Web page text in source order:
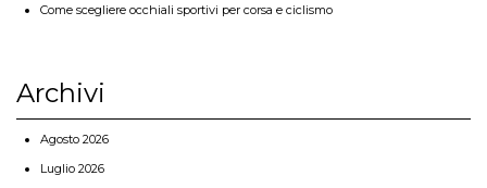
Come scegliere occhiali sportivi per corsa e ciclismo
Archivi
Agosto 2026
Luglio 2026